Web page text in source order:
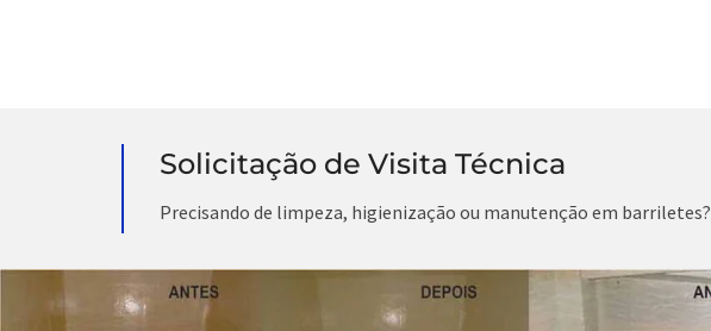
Solicitação de Visita Técnica
Precisando de limpeza, higienização ou manutenção em barriletes?